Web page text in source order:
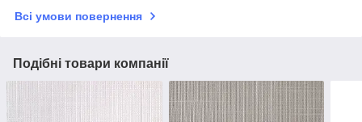
Всі умови повернення
Подібні товари компанії